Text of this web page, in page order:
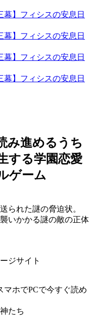
み進めるうち
する学園恋愛
ゲーム
られた謎の脅迫状。
いかかる謎の敵の正体
ジサイト
ホでPCで今すぐ読め
たち